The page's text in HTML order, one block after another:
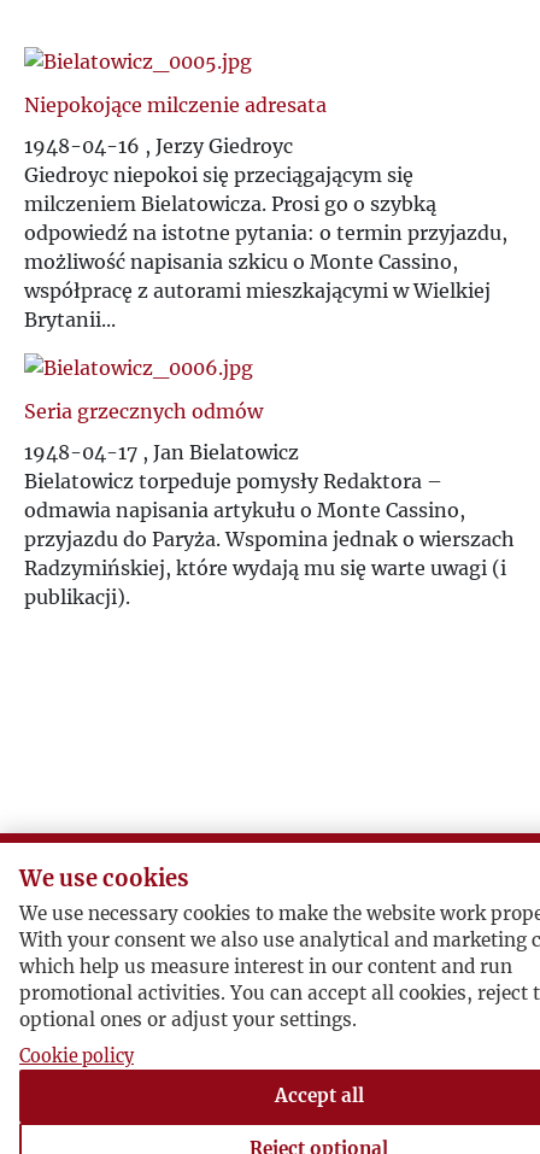
Niepokojące milczenie adresata
1948-04-16 , Jerzy Giedroyc
Giedroyc niepokoi się przeciągającym się
milczeniem Bielatowicza. Prosi go o szybką
odpowiedź na istotne pytania: o termin przyjazdu,
możliwość napisania szkicu o Monte Cassino,
współpracę z autorami mieszkającymi w Wielkiej
Brytanii...
Seria grzecznych odmów
1948-04-17 , Jan Bielatowicz
Bielatowicz torpeduje pomysły Redaktora –
odmawia napisania artykułu o Monte Cassino,
przyjazdu do Paryża. Wspomina jednak o wierszach
Radzymińskiej, które wydają mu się warte uwagi (i
publikacji).
We use cookies
We use necessary cookies to make the website work
With your consent we also use analytical and marketing
which help us measure interest in our content and run
promotional activities. You can accept all cookies, reject
optional ones or adjust your settings.
Cookie policy
Accept all
Reject optional